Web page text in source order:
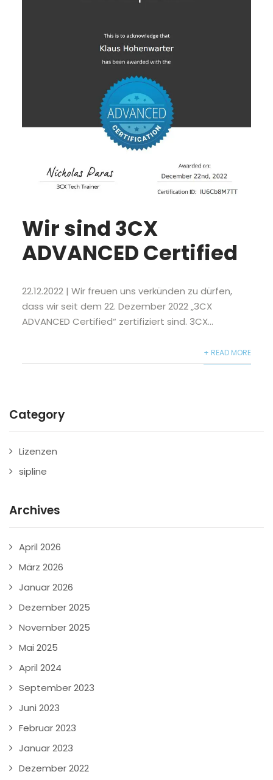
Wir sind 3CX
ADVANCED Certified
22.12.2022 | Wir freuen uns verkünden zu dürfen,
dass wir seit dem 22. Dezember 2022 „3CX
ADVANCED Certified“ zertifiziert sind. 3CX...
+ READ MORE
Category
Lizenzen
sipline
Archives
April 2026
März 2026
Januar 2026
Dezember 2025
November 2025
Mai 2025
April 2024
September 2023
Juni 2023
Februar 2023
Januar 2023
Dezember 2022